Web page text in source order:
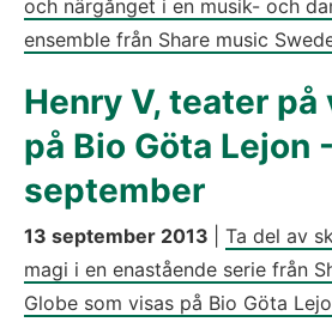
och närgånget i en musik- och
ensemble från Share music
Henry V, teater på
på Bio Göta Lejon
september
13 september 2013
Ta del av
magi i en enastående serie från
Globe som visas på Bio Göta